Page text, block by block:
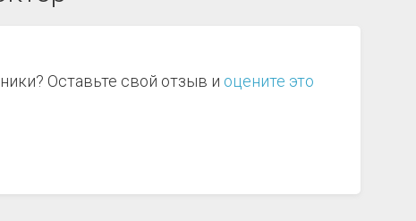
Оставьте свой отзыв и оцените это